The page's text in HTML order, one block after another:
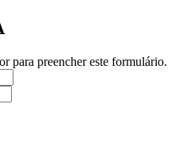
para preencher este formulário.